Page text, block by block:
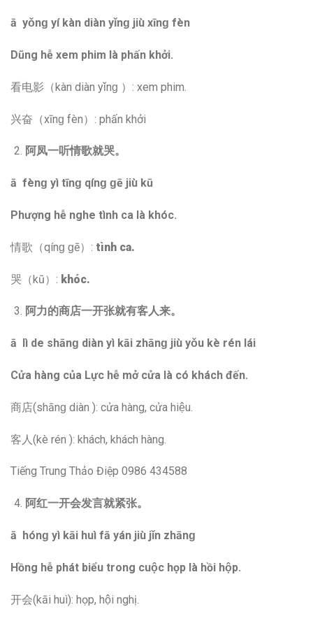
ā yǒnɡ yí kàn diàn yǐnɡ jiù xīnɡ fèn
Dũng hễ xem phim là phấn khởi.
看电影（kàn diàn yǐnɡ ）: xem phim.
兴奋（xīnɡ fèn）: phấn khởi
阿凤一听情歌就哭。
ā fènɡ yì tīnɡ qínɡ ɡē jiù kū
Phượng hễ nghe tình ca là khóc.
情歌（qínɡ ɡē）: tình ca.
哭（kū）: khóc.
阿力的商店一开张就有客人来。
ā lì de shānɡ diàn yì kāi zhānɡ jiù yǒu kè rén lái
Cửa hàng của Lực hễ mở cửa là có khách đến.
商店(shānɡ diàn ): cửa hàng, cửa hiệu.
客人(kè rén ): khách, khách hàng.
Tiếng Trung Thảo Điệp 0986 434588
阿红一开会发言就紧张。
ā hónɡ yì kāi huì fā yán jiù jǐn zhānɡ
Hồng hễ phát biểu trong cuộc họp là hồi hộp.
开会(kāi huì): họp, hội nghị.